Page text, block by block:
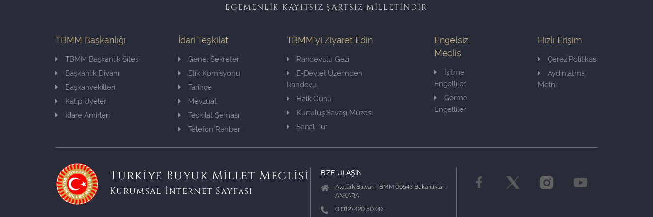
EGEMENLİK KAYITSIZ ŞARTSIZ MİLLETİNDİR
TBMM Başkanlığı
TBMM Başkanlık Sitesi
Başkanlık Divanı
Başkanvekilleri
Katip Üyeler
İdare Amirleri
İdari Teşkilat
Genel Sekreter
Etik Komisyonu
Tarihçe
Mevzuat
Teşkilat Şeması
Telefon Rehberi
TBMM'yi Ziyaret Edin
Randevulu Gezi
E-Devlet Üzerinden
Randevu
Halk Günü
Kurtuluş Savaşı Müzesi
Sanal Tur
Engelsiz
Meclis
İşitme
Engelliler
Görme
Engelliler
Hızlı Erişim
Çerez Politikası
Aydınlatma
Metni
Türkiye Büyük Millet Meclisi
Kurumsal İnternet Sayfası
BİZE ULAŞIN
Atatürk Bulvarı TBMM 06543 Bakanlıklar -
ANKARA
0 (312) 420 50 00